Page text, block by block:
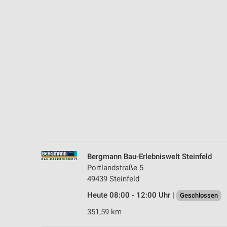
Bergmann Bau-Erlebniswelt Steinfeld
Portlandstraße 5
49439 Steinfeld
Heute 08:00 - 12:00 Uhr |
Geschlossen
351,59 km